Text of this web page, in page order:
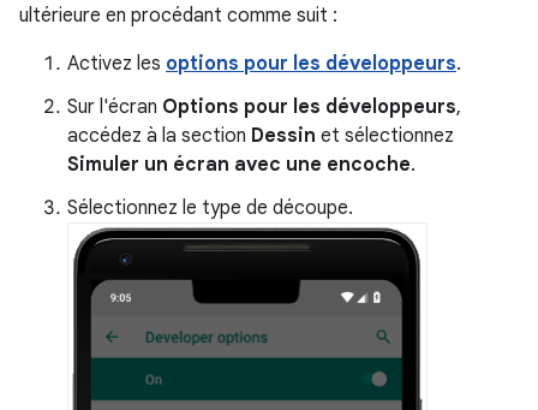
ultérieure en procédant comme suit :
Activez les options pour les développeurs.
Sur l'écran Options pour les développeurs,
accédez à la section Dessin et sélectionnez
Simuler un écran avec une encoche.
Sélectionnez le type de découpe.